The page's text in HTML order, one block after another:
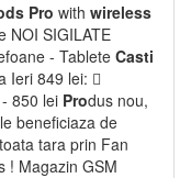
Pro with wireless
NOI SIGILATE
- Tablete Casti
Ieri 849 lei: 
- 850 lei Produs nou,
le beneficiaza de
tara prin Fan
! Magazin GSM